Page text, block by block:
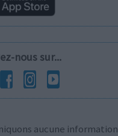
nous sur...
aucune information